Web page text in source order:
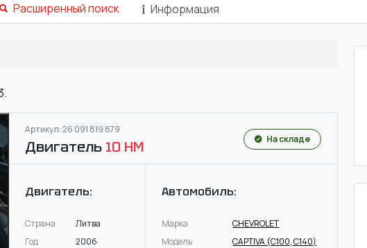
Расширенный поиск Информация
Артикул: 26 091 819 879
Двигатель 10 HM На складе
Двигатель:
Страна
Литва
Год
2006
Автомобиль:
Марка
CHEVROLET
Модель
CAPTIVA (C100, C140)